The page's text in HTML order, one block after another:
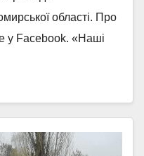
області. Про
у Facebook. «Наші